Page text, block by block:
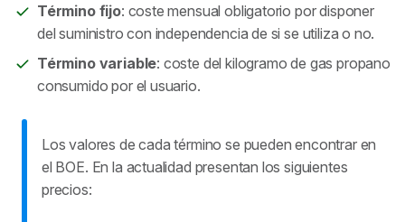
Término fijo: coste mensual obligatorio por disponer
del suministro con independencia de si se utiliza o no.
Término variable: coste del kilogramo de gas propano
consumido por el usuario.
Los valores de cada término se pueden encontrar en
el BOE. En la actualidad presentan los siguientes
precios: